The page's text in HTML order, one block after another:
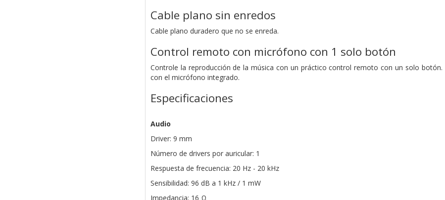
Cable plano sin enredos
Cable plano duradero que no se enreda.
Control remoto con micrófono con 1 solo botón
Controle la reproducción de la música con un práctico control remoto con un solo botón.
con el micrófono integrado.
Especificaciones
Audio
Driver: 9 mm
Número de drivers por auricular: 1
Respuesta de frecuencia: 20 Hz - 20 kHz
Sensibilidad: 96 dB a 1 kHz / 1 mW
Impedancia: 16 Ω